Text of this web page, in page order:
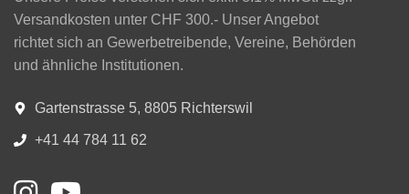
Versandkosten unter CHF 300.- Unser Angebot
richtet sich an Gewerbetreibende, Vereine, Behörden
und ähnliche Institutionen.
Gartenstrasse 5, 8805 Richterswil
+41 44 784 11 62